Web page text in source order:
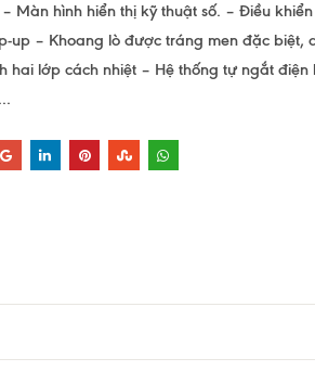
Màn hình hiển thị kỹ thuật số. – Điều
up – Khoang lò được tráng men đặc biệt,
hai lớp cách nhiệt – Hệ thống tự ngắt điện